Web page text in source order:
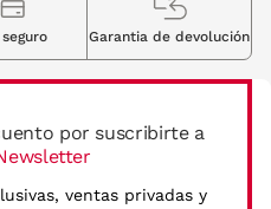
por suscribirte a
ventas privadas y
seguro Garantia de devolución